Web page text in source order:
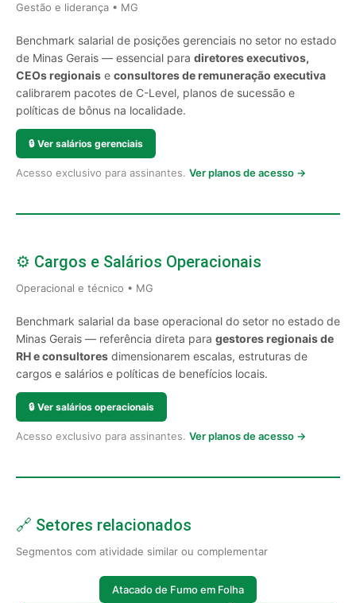
Gestão e liderança • MG
Benchmark salarial de posições gerenciais no setor no estado
de Minas Gerais — essencial para diretores executivos,
CEOs regionais e consultores de remuneração executiva
calibrarem pacotes de C-Level, planos de sucessão e
políticas de bônus na localidade.
🔒 Ver salários gerenciais
Acesso exclusivo para assinantes. Ver planos de acesso →
⚙️ Cargos e Salários Operacionais
Operacional e técnico • MG
Benchmark salarial da base operacional do setor no estado de
Minas Gerais — referência direta para gestores regionais de
RH e consultores dimensionarem escalas, estruturas de
cargos e salários e políticas de benefícios locais.
🔒 Ver salários operacionais
Acesso exclusivo para assinantes. Ver planos de acesso →
🔗 Setores relacionados
Segmentos com atividade similar ou complementar
Atacado de Fumo em Folha